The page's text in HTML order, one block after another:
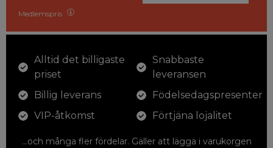
Medlemspris
Alltid det billigaste
priset
Billig leverans
VIP-åtkomst
Snabbaste
leveransen
Födelsedagspresenter
Förtjäna lojalitet
...och många fler fördelar. Gäller att lägga i varukorgen